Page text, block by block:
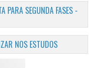
PARA SEGUNDA FASES -
NOS ESTUDOS